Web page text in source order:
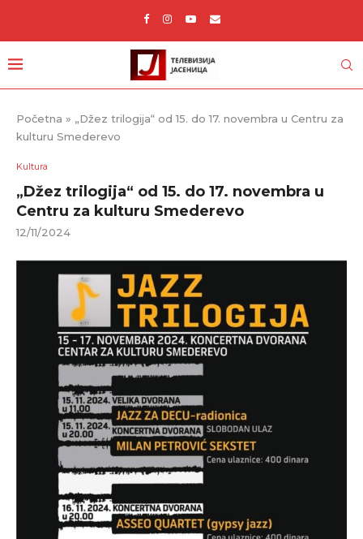
Početna » „Džez trilogija“ od 15. do 17. novembra u Centru za
kulturu Smederevo
Kultura
„Džez trilogija“ od 15. do 17. novembra u
Centru za kulturu Smederevo
12/11/2024